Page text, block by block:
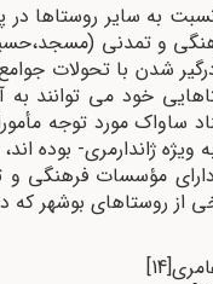
به سایر روستاها
و تمدنی
شدن با تحولات
خود می توانند به
ساواک مورد توجه
ژاندارمری- بوده
دارای مؤسسات
از روستاهای بوشهر که
[14]